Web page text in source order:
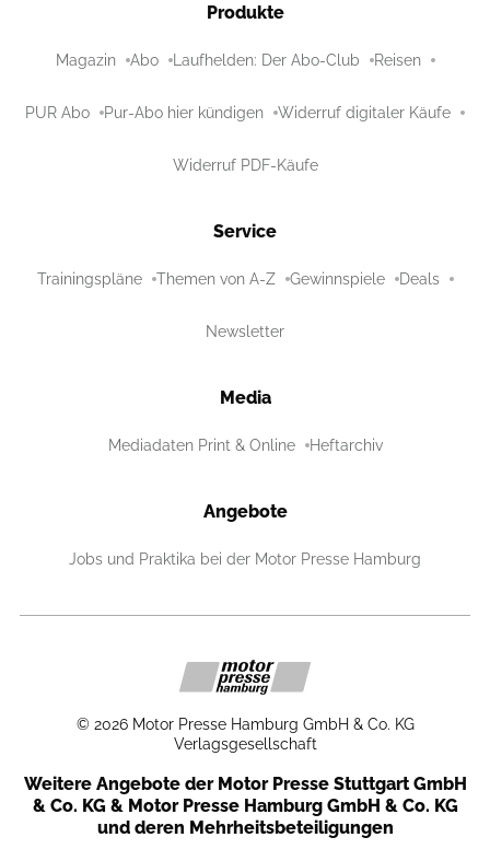
Produkte
Magazin Abo Laufhelden: Der Abo-Club Reisen
PUR Abo Pur-Abo hier kündigen Widerruf digitaler Käufe
Widerruf PDF-Käufe
Service
Trainingspläne Themen von A-Z Gewinnspiele Deals
Newsletter
Media
Mediadaten Print & Online Heftarchiv
Angebote
Jobs und Praktika bei der Motor Presse Hamburg
© 2026 Motor Presse Hamburg GmbH & Co. KG
Verlagsgesellschaft
Weitere Angebote der Motor Presse Stuttgart GmbH
& Co. KG & Motor Presse Hamburg GmbH & Co. KG
und deren Mehrheitsbeteiligungen